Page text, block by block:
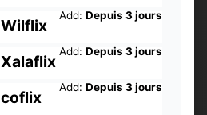
Add: Depuis 3 jours
Wilflix
Add: Depuis 3 jours
Xalaflix
Add: Depuis 3 jours
coflix